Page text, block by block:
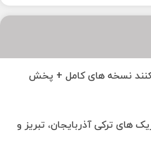
نسخه های کامل + پخش
های ترکی آذربایجان، تبریز و